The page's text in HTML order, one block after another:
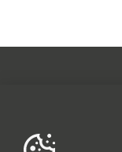
SOCIAL MEDIA